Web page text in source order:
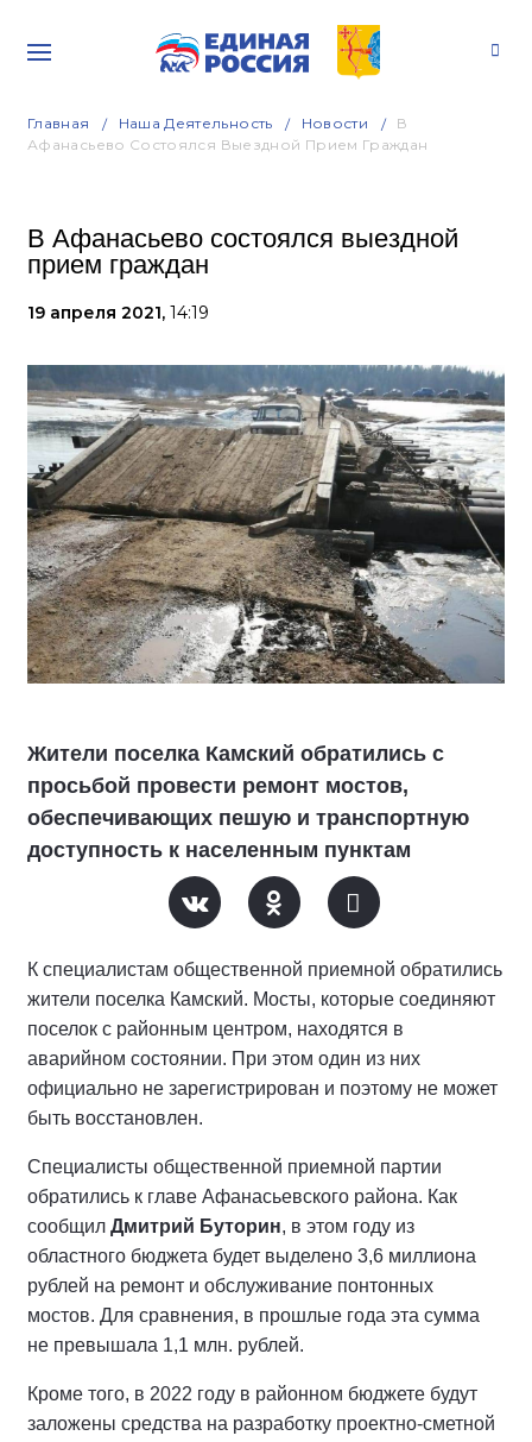
Главная Наша Деятельность Новости
В
Афанасьево Состоялся Выездной Прием Граждан
В Афанасьево состоялся выездной
прием граждан
19 апреля 2021, 14:19
Жители поселка Камский обратились с
просьбой провести ремонт мостов,
обеспечивающих пешую и транспортную
доступность к населенным пунктам
К специалистам общественной приемной обратились
жители поселка Камский. Мосты, которые соединяют
поселок с районным центром, находятся в
аварийном состоянии. При этом один из них
официально не зарегистрирован и поэтому не может
быть восстановлен.
Специалисты общественной приемной партии
обратились к главе Афанасьевского района. Как
сообщил Дмитрий Буторин, в этом году из
областного бюджета будет выделено 3,6 миллиона
рублей на ремонт и обслуживание понтонных
мостов. Для сравнения, в прошлые года эта сумма
не превышала 1,1 млн. рублей.
Кроме того, в 2022 году в районном бюджете будут
заложены средства на разработку проектно-сметной